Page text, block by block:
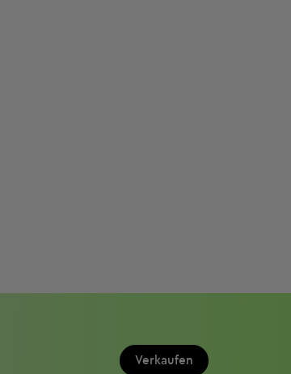
Verkaufen